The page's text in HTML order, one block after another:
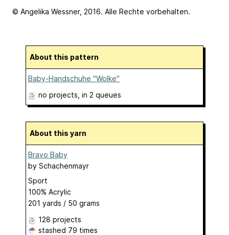
© Angelika Wessner, 2016. Alle Rechte vorbehalten.
About this pattern
Baby-Handschuhe "Wolke"
no projects , in 2 queues
About this yarn
Bravo Baby
by Schachenmayr
Sport
100% Acrylic
201 yards / 50 grams
128 projects
stashed 79 times